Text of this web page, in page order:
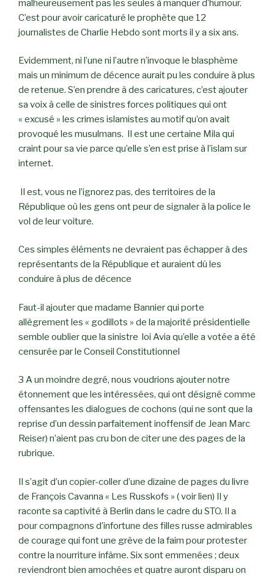
malheureusement pas les seules à manquer d’humour.
C’est pour avoir caricaturé le prophète que 12
journalistes de Charlie Hebdo sont morts il y a six ans.
Evidemment, ni l’une ni l’autre n’invoque le blasphème
mais un minimum de décence aurait pu les conduire à plus
de retenue. S’en prendre à des caricatures, c’est ajouter
sa voix à celle de sinistres forces politiques qui ont
« excusé » les crimes islamistes au motif qu’on avait
provoqué les musulmans. Il est une certaine Mila qui
craint pour sa vie parce qu’elle s’en est prise à l’islam sur
internet.
Il est, vous ne l’ignorez pas, des territoires de la
République où les gens ont peur de signaler à la police le
vol de leur voiture.
Ces simples éléments ne devraient pas échapper à des
représentants de la République et auraient dû les
conduire à plus de décence
Faut-il ajouter que madame Bannier qui porte
allègrement les « godillots » de la majorité présidentielle
semble oublier que la sinistre loi Avia qu’elle a votée a été
censurée par le Conseil Constitutionnel
3 A un moindre degré, nous voudrions ajouter notre
étonnement que les intéressées, qui ont désigné comme
offensantes les dialogues de cochons (qui ne sont que la
reprise d’un dessin parfaitement inoffensif de Jean Marc
Reiser) n’aient pas cru bon de citer une des pages de la
rubrique.
Il s’agit d’un copier-coller d’une dizaine de pages du livre
de François Cavanna « Les Russkofs » ( voir lien) Il y
raconte sa captivité à Berlin dans le cadre du STO. Il a
pour compagnons d’infortune des filles russe admirables
de courage qui font une grève de la faim pour protester
contre la nourriture infâme. Six sont emmenées ; deux
reviendront bien amochées et quatre auront disparu on